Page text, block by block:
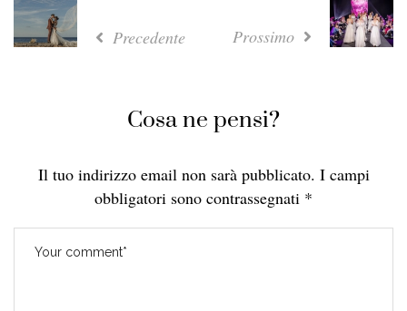
Precedente Prossimo
Cosa ne pensi?
Il tuo indirizzo email non sarà pubblicato. I campi
obbligatori sono contrassegnati *